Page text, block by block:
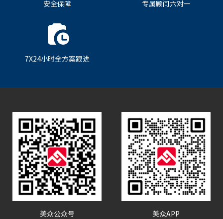
安全保障 专属顾问六对一
7X24小时全方案跟进
美众公众号 美众APP